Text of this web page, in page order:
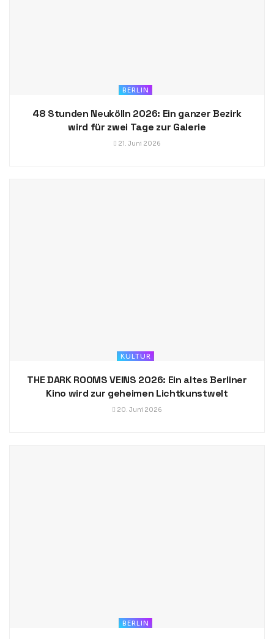
BERLIN
48 Stunden Neukölln 2026: Ein ganzer Bezirk
wird für zwei Tage zur Galerie
21. Juni 2026
KULTUR
THE DARK ROOMS VEINS 2026: Ein altes Berliner
Kino wird zur geheimen Lichtkunstwelt
20. Juni 2026
BERLIN